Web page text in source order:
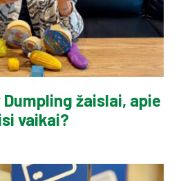
žaislai, apie
vaikai?